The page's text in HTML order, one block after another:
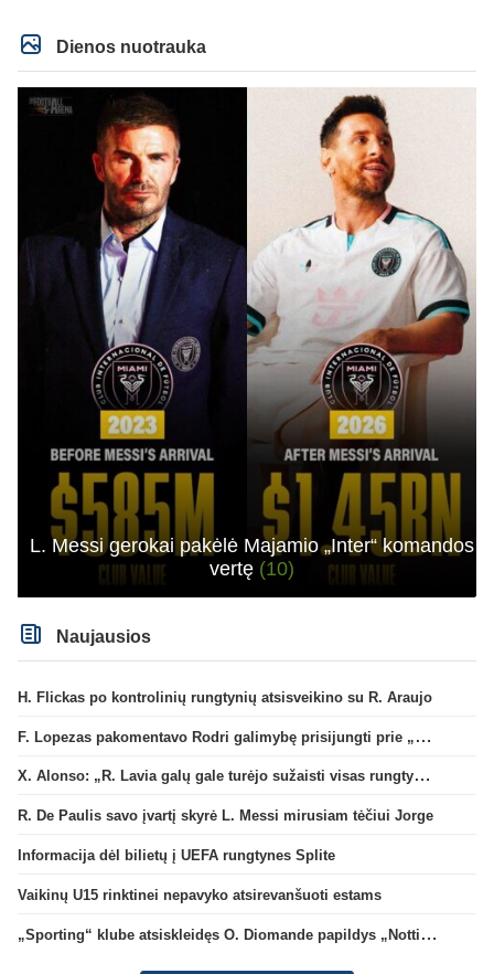
Dienos nuotrauka
L. Messi gerokai pakėlė Majamio „Inter“ komandos
vertę (10)
Naujausios
H. Flickas po kontrolinių rungtynių atsisveikino su R. Araujo
F. Lopezas pakomentavo Rodri galimybę prisijungti prie „Barcelona“ ekipos
X. Alonso: „R. Lavia galų gale turėjo sužaisti visas rungtynes“
R. De Paulis savo įvartį skyrė L. Messi mirusiam tėčiui Jorge
Informacija dėl bilietų į UEFA rungtynes Splite
Vaikinų U15 rinktinei nepavyko atsirevanšuoti estams
„Sporting“ klube atsiskleidęs O. Diomande papildys „Nottingham“ gretas